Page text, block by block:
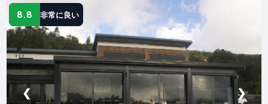
8.8 非常に良い
❮ ❯